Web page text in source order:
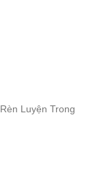
Luyện Trong